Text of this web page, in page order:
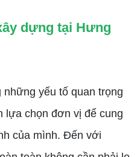
dựng tại Hưng
yếu tố quan trọng
lựa chọn đơn vị để cung
của mình. Đến với